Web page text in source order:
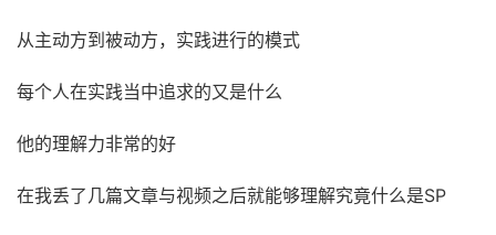
从主动方到被动方，实践进行的模式
每个人在实践当中追求的又是什么
他的理解力非常的好
在我丢了几篇文章与视频之后就能够理解究竟什么是SP